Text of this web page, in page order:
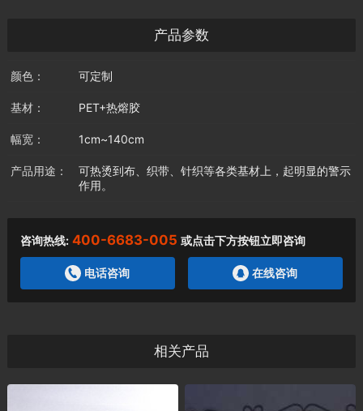
产品参数
颜色： 可定制
基材： PET+热熔胶
幅宽： 1cm~140cm
产品用途：
可热烫到布、织带、针织等各类基材上，起明显的警示
作用。
咨询热线: 400-6683-005 或点击下方按钮立即咨询
电话咨询 在线咨询
相关产品